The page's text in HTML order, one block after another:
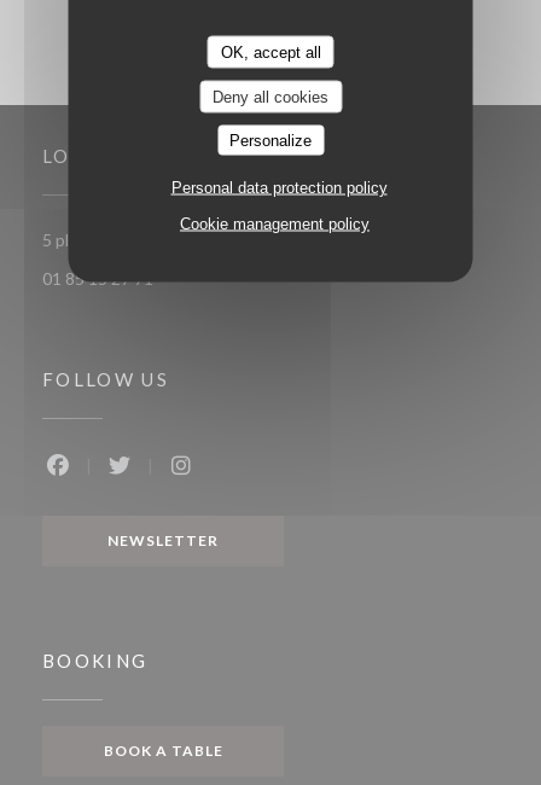
OK, accept all
Deny all cookies
Personalize
Personal data protection policy
Cookie management policy
LOCATION
5 place Toscane 77700 Serris-Val d'Europe((opens in a new
01 85 15 27 71
FOLLOW US
NEWSLETTER
BOOKING
BOOK A TABLE